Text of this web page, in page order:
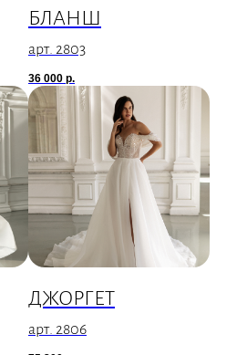
БЛАНШ
арт. 2803
36 000 р.
ДЖОРГЕТ
арт. 2806